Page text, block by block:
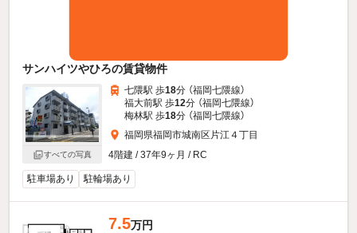
サンハイツやひろの賃貸物件
すべての写真
七隈駅 歩18分 （福岡七隈線）
福大前駅 歩12分 （福岡七隈線）
梅林駅 歩18分 （福岡七隈線）
福岡県福岡市城南区片江４丁目
4階建 / 37年9ヶ月 / RC
駐車場あり 駐輪場あり
7.5万円